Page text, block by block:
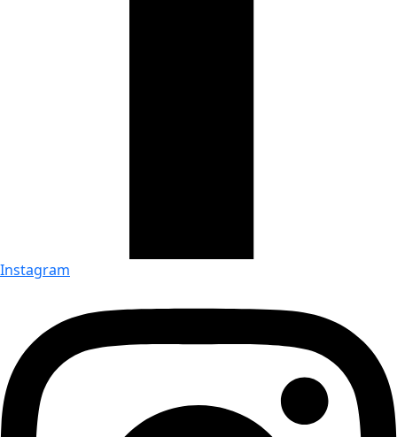
Instagram